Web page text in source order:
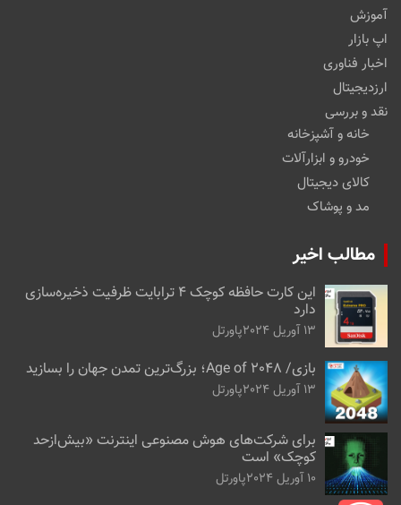
آموزش
اپ بازار
اخبار فناوری
ارزدیجیتال
نقد و بررسی
خانه و آشپزخانه
خودرو و ابزارآلات
کالای دیجیتال
مد و پوشاک
مطالب اخیر
این کارت حافظه کوچک ۴ ترابایت ظرفیت ذخیره‌سازی
دارد
13 آوریل 2024 پاورتل
بازی/ Age of 2048؛ بزرگ‌ترین تمدن جهان را بسازید
13 آوریل 2024 پاورتل
برای شرکت‌های هوش مصنوعی اینترنت «بیش‌از‌حد
کوچک» است
10 آوریل 2024 پاورتل